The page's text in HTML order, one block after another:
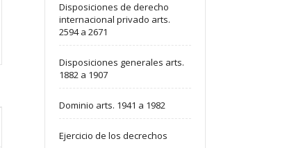
Disposiciones de derecho
internacional privado arts.
2594 a 2671
Disposiciones generales arts.
1882 a 1907
Dominio arts. 1941 a 1982
Ejercicio de los decrechos